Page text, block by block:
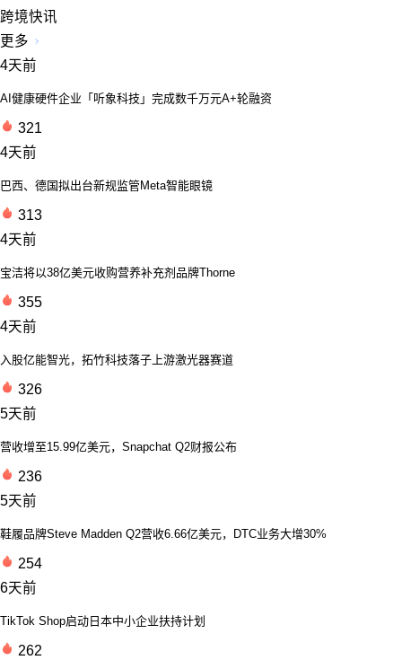
跨境快讯
更多
4天前
AI健康硬件企业「听象科技」完成数千万元A+轮融资
321
4天前
巴西、德国拟出台新规监管Meta智能眼镜
313
4天前
宝洁将以38亿美元收购营养补充剂品牌Thorne
355
4天前
入股亿能智光，拓竹科技落子上游激光器赛道
326
5天前
营收增至15.99亿美元，Snapchat Q2财报公布
236
5天前
鞋履品牌Steve Madden Q2营收6.66亿美元，DTC业务大增30%
254
6天前
TikTok Shop启动日本中小企业扶持计划
262